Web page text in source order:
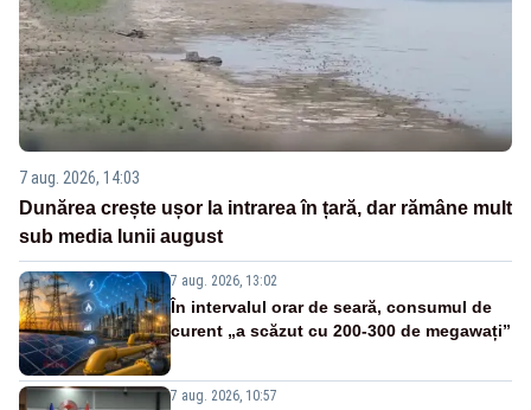
7 aug. 2026, 14:03
Dunărea crește ușor la intrarea în țară, dar rămâne mult
sub media lunii august
7 aug. 2026, 13:02
În intervalul orar de seară, consumul de
curent „a scăzut cu 200-300 de megawați”
7 aug. 2026, 10:57